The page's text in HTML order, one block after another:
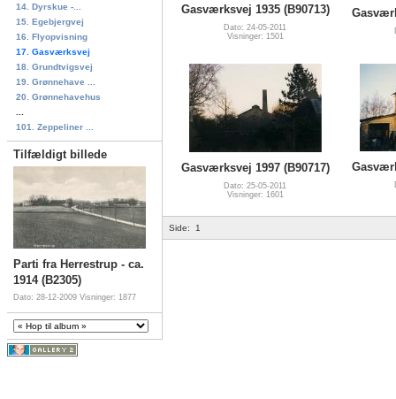
14. Dyrskue -...
15. Egebjergvej
16. Flyopvisning
17. Gasværksvej
18. Grundtvigsvej
19. Grønnehave ...
20. Grønnehavehus
101. Zeppeliner ...
Tilfældigt billede
Parti fra Herrestrup - ca.
1914 (B2305)
Dato: 28-12-2009 Visninger: 1877
Gasværksvej 1935 (B90713)
Dato: 24-05-2011
Visninger: 1501
Gasværksvej 1997 (B90717)
Dato: 25-05-2011
Visninger: 1601
Side: 1